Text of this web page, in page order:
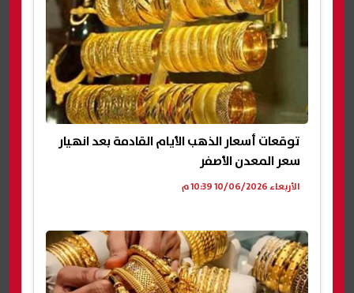
توقعات أسعار الذهب الأيام القادمة بعد انهيار
سعر المعدن الأصفر
الأربعاء 10/06/2026 10:39 م